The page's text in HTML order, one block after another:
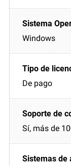
Windows
De pago
Sí, más de